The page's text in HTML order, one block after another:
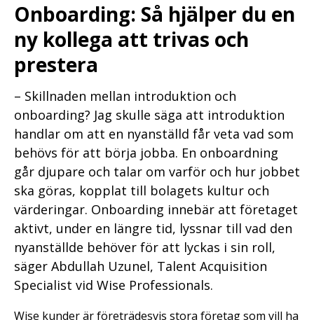
Onboarding: Så hjälper du en
ny kollega att trivas och
prestera
– Skillnaden mellan introduktion och
onboarding? Jag skulle säga att introduktion
handlar om att en nyanställd får veta vad som
behövs för att börja jobba. En onboardning
går djupare och talar om varför och hur jobbet
ska göras, kopplat till bolagets kultur och
värderingar. Onboarding innebär att företaget
aktivt, under en längre tid, lyssnar till vad den
nyanställde behöver för att lyckas i sin roll,
säger Abdullah Uzunel, Talent Acquisition
Specialist vid Wise Professionals.
Wise kunder är företrädesvis stora företag som vill ha